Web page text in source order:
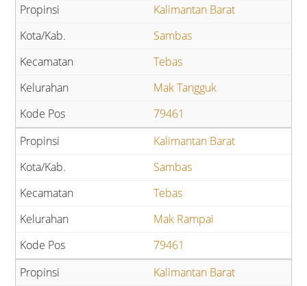
Kalimantan Barat
Sambas
Tebas
Mak Tangguk
79461
Kalimantan Barat
Sambas
Tebas
Mak Rampai
79461
Kalimantan Barat